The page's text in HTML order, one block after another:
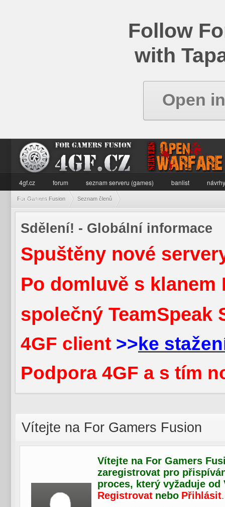
Follow
with
Open
4gf.cz forum seznam serveru (games) banlist
informace
For Gamers Fusion Seznam členů
Sdělení! - Globální informace
Spuštěny nové
Po domluvě s
společný TeamSpeak
4GF client >>ke
Podpora 4GF a s tím
Vítejte na For Gamers Fusion
Vítejte na For Gamers
zaregistrovat pro
proces, který vyžaduje
Registrovat nebo Přihlásit.